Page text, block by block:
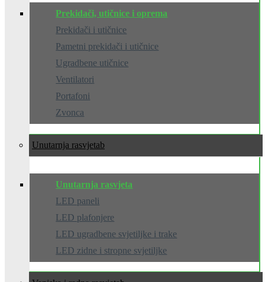
Prekidači, utičnice i oprema
Prekidači i utičnice
Pametni prekidači i utičnice
Ugradbene utičnice
Ventilatori
Portafoni
Zvonca
Unutarnja rasvjeta
Unutarnja rasvjeta
LED paneli
LED plafonjere
LED ugradbene svjetiljke i trake
LED zidne i stropne svjetiljke